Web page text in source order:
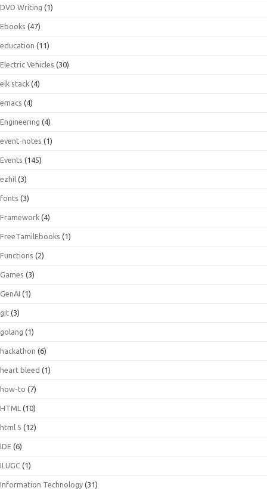
DVD Writing (1)
Ebooks (47)
education (11)
Electric Vehicles (30)
elk stack (4)
emacs (4)
Engineering (4)
event-notes (1)
Events (145)
ezhil (3)
fonts (3)
Framework (4)
FreeTamilEbooks (1)
Functions (2)
Games (3)
GenAI (1)
git (3)
golang (1)
hackathon (6)
heart bleed (1)
how-to (7)
HTML (10)
html 5 (12)
IDE (6)
ILUGC (1)
Information Technology (31)